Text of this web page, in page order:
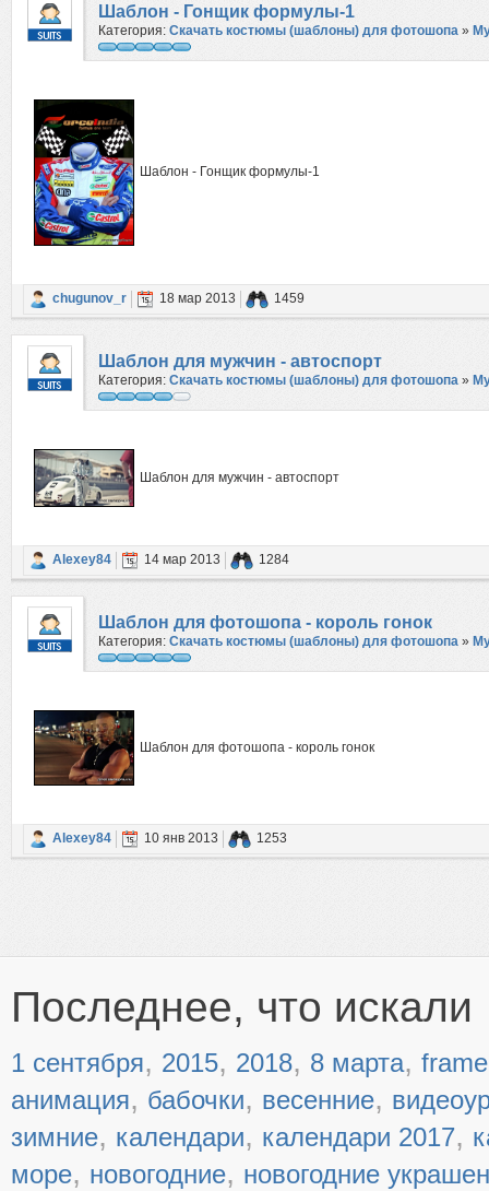
Шаблон - Гонщик формулы-1
Категория: Скачать костюмы (шаблоны) для фотошопа »
Шаблон - Гонщик формулы-1
chugunov_r 18 мар 2013 1459
Шаблон для мужчин - автоспорт
Категория: Скачать костюмы (шаблоны) для фотошопа »
Шаблон для мужчин - автоспорт
Alexey84 14 мар 2013 1284
Шаблон для фотошопа - король гонок
Категория: Скачать костюмы (шаблоны) для фотошопа »
Шаблон для фотошопа - король гонок
Alexey84 10 янв 2013 1253
Последнее, что искали
1 сентября, 2015, 2018, 8 марта, frame
анимация, бабочки, весенние,
зимние, календари, календари 2017,
море, новогодние, новогодние